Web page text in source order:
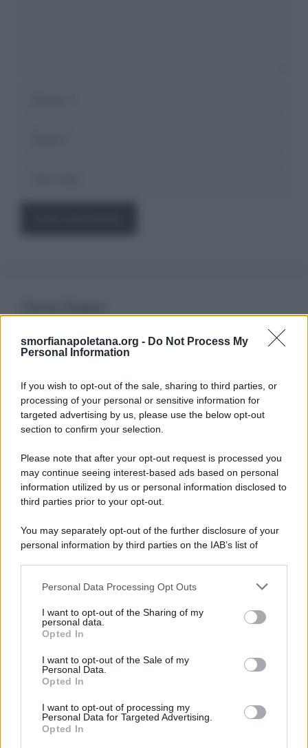
smorfianapoletana.org - Do Not Process My
Personal Information
If you wish to opt-out of the sale, sharing to third parties, or
processing of your personal or sensitive information for
targeted advertising by us, please use the below opt-out
section to confirm your selection.
Please note that after your opt-out request is processed you
may continue seeing interest-based ads based on personal
information utilized by us or personal information disclosed to
third parties prior to your opt-out.
You may separately opt-out of the further disclosure of your
personal information by third parties on the IAB’s list of
This information may also be disclosed by us to third parties
disclose it to other third parties.
Please note that this website/app uses one or more Google
services and may gather and store information including but
not limited to your visit or usage behaviour. You may click to
grant or deny consent to Google and its third-party tags to
consent section.
Personal Data Processing Opt Outs
I want to opt-out of the Sharing of my
personal data.
Opted In
I want to opt-out of the Sale of my
Personal Data.
Opted In
I want to opt-out of processing my
Personal Data for Targeted Advertising.
Opted In
Ricerca
LEGGI GRATIS IL NOSTRO EBOOK
Categorie
Dizionario dei Sogni – B
Dizionario dei Sogni – C
Dizionario dei Sogni – D
Dizionario dei Sogni – E
Dizionario dei Sogni – F
Dizionario dei Sogni – G
Dizionario dei Sogni – I